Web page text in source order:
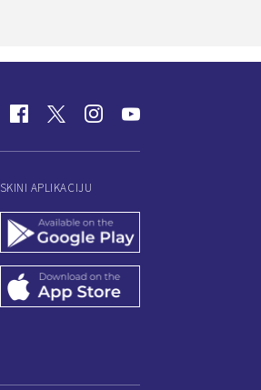
SKINI APLIKACIJU